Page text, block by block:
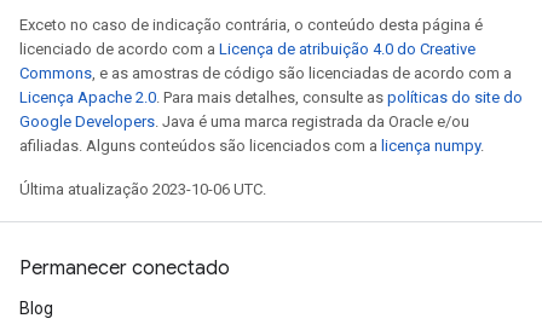
Exceto no caso de indicação contrária, o conteúdo desta página é
licenciado de acordo com a Licença de atribuição 4.0 do Creative
Commons, e as amostras de código são licenciadas de acordo com a
Licença Apache 2.0. Para mais detalhes, consulte as políticas do site do
Google Developers. Java é uma marca registrada da Oracle e/ou
afiliadas. Alguns conteúdos são licenciados com a licença numpy.
Última atualização 2023-10-06 UTC.
Permanecer conectado
Blog